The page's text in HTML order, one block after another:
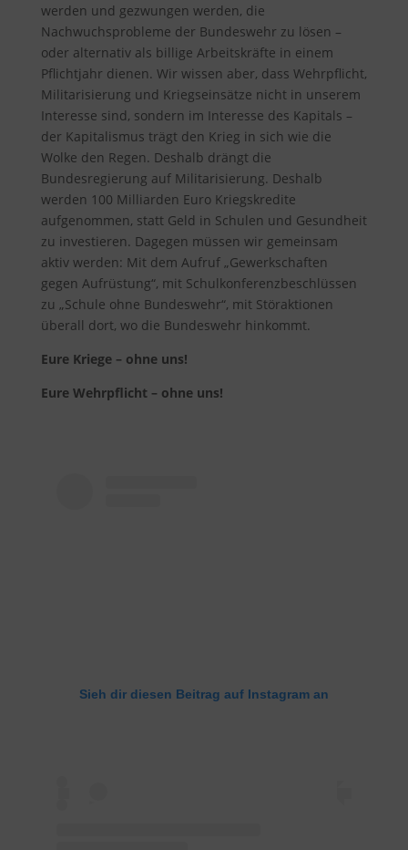
werden und gezwungen werden, die
Nachwuchsprobleme der Bundeswehr zu lösen –
oder alternativ als billige Arbeitskräfte in einem
Pflichtjahr dienen. Wir wissen aber, dass Wehrpflicht,
Militarisierung und Kriegseinsätze nicht in unserem
Interesse sind, sondern im Interesse des Kapitals –
der Kapitalismus trägt den Krieg in sich wie die
Wolke den Regen. Deshalb drängt die
Bundesregierung auf Militarisierung. Deshalb
werden 100 Milliarden Euro Kriegskredite
aufgenommen, statt Geld in Schulen und Gesundheit
zu investieren. Dagegen müssen wir gemeinsam
aktiv werden: Mit dem Aufruf „Gewerkschaften
gegen Aufrüstung“, mit Schulkonferenzbeschlüssen
zu „Schule ohne Bundeswehr“, mit Störaktionen
überall dort, wo die Bundeswehr hinkommt.
Eure Kriege – ohne uns!
Eure Wehrpflicht – ohne uns!
Sieh dir diesen Beitrag auf Instagram an